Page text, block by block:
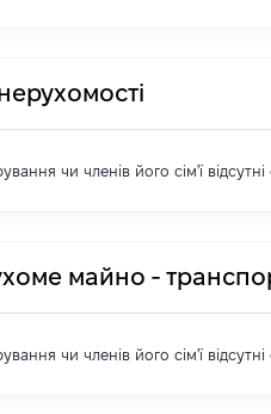
чи членів його сім'ї
майно -
чи членів його сім'ї